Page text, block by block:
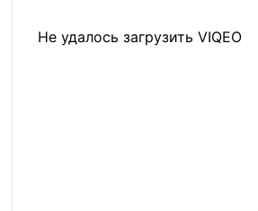
Не удалось загрузить VIQEO